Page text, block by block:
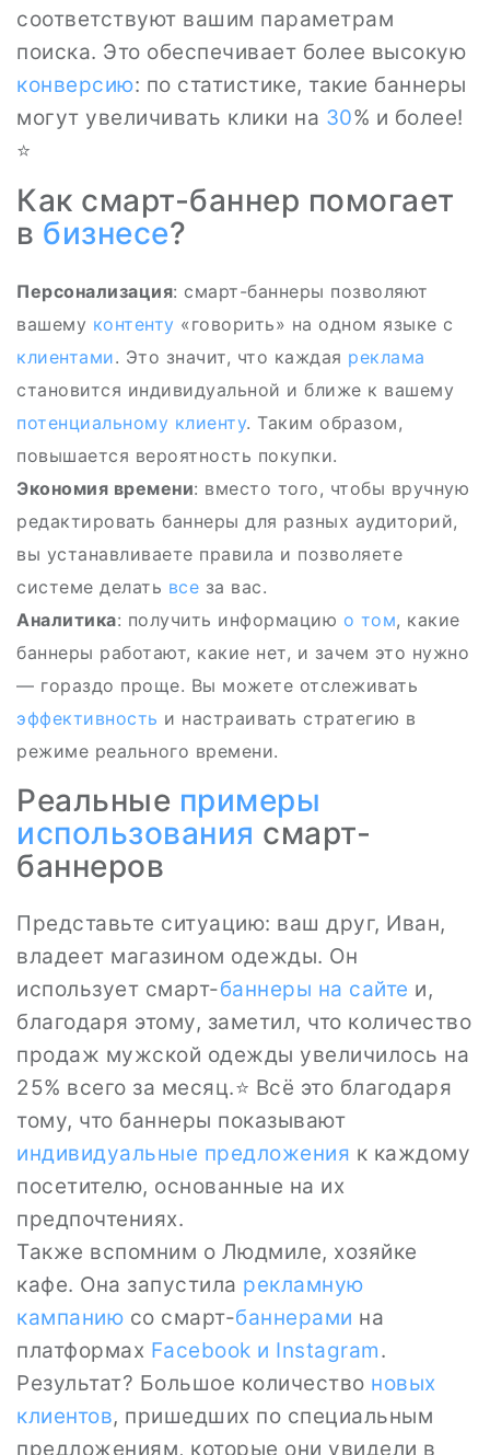
соответствуют вашим параметрам
поиска. Это обеспечивает более высокую
конверсию: по статистике, такие баннеры
могут увеличивать клики на 30% и более!
⭐
Как смарт-баннер помогает
в бизнесе?
Персонализация: смарт-баннеры позволяют
вашему контенту «говорить» на одном языке с
клиентами. Это значит, что каждая реклама
становится индивидуальной и ближе к вашему
потенциальному клиенту. Таким образом,
повышается вероятность покупки.
Экономия времени: вместо того, чтобы вручную
редактировать баннеры для разных аудиторий,
вы устанавливаете правила и позволяете
системе делать все за вас.
Аналитика: получить информацию о том, какие
баннеры работают, какие нет, и зачем это нужно
— гораздо проще. Вы можете отслеживать
эффективность и настраивать стратегию в
режиме реального времени.
Реальные примеры
использования смарт-
баннеров
Представьте ситуацию: ваш друг, Иван,
владеет магазином одежды. Он
использует смарт-баннеры на сайте и,
благодаря этому, заметил, что количество
продаж мужской одежды увеличилось на
25% всего за месяц.⭐ Всё это благодаря
тому, что баннеры показывают
индивидуальные предложения к каждому
посетителю, основанные на их
предпочтениях.
Также вспомним о Людмиле, хозяйке
кафе. Она запустила рекламную
кампанию со смарт-баннерами на
платформах Facebook и Instagram.
Результат? Большое количество новых
клиентов, пришедших по специальным
предложениям, которые они увидели в